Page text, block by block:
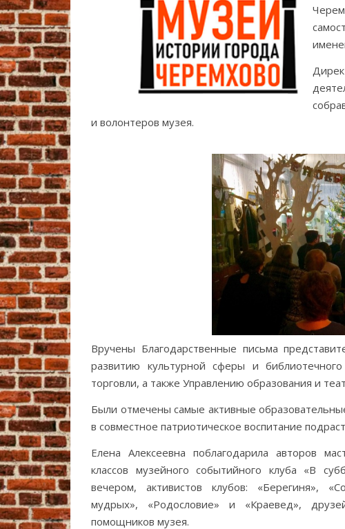
и волонтеров музея.
Вручены Благодарственные письма
развитию культурной сферы и
торговли, а также Управлению образования и
Были отмечены самые активные
в совместное патриотическое воспитание
Елена Алексеевна поблагодарила авторов
классов музейного событийного клуба «В
вечером, активистов клубов: «Берегиня»,
мудрых», «Родословие» и «Краевед»,
помощников музея.